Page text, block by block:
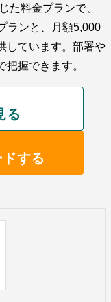
た料金プランで、
ランと、月額5,000
しています。部署や
握できます。
る
する